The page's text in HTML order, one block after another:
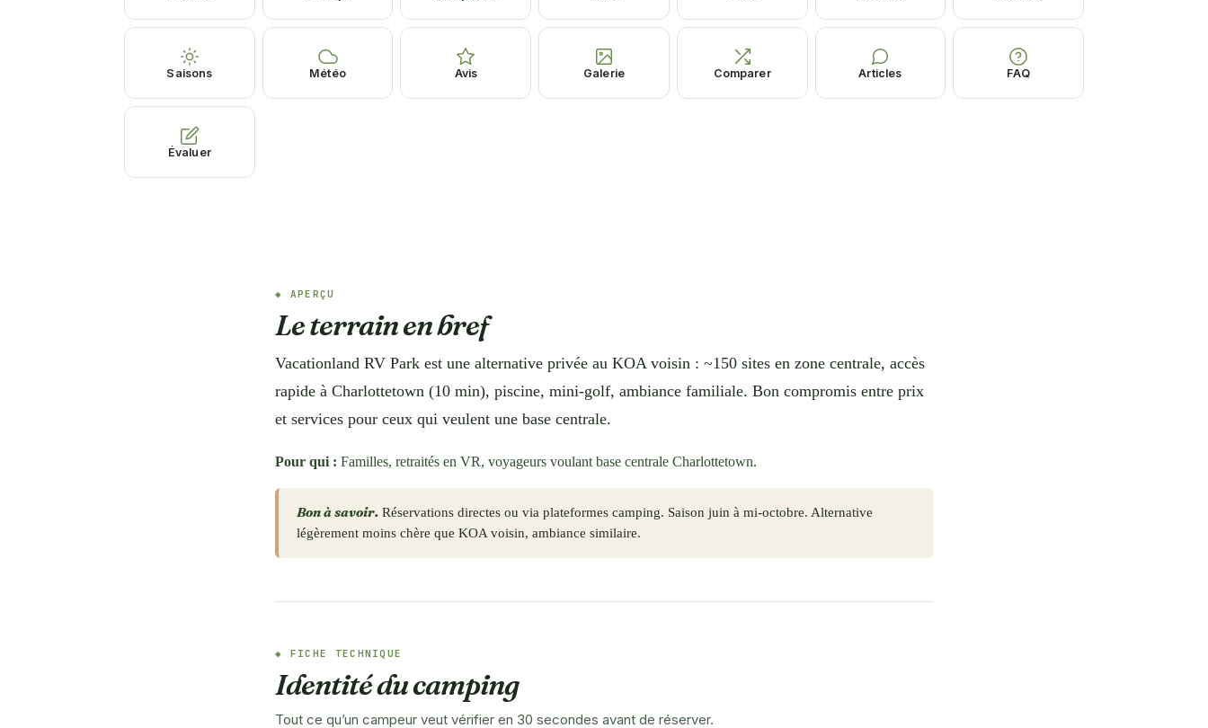
Saisons Météo Avis Galerie Comparer Articles FAQ
Évaluer
APERÇU
Le terrain en bref
Vacationland RV Park est une alternative privée au KOA voisin : ~150 sites en zone centrale, accès
rapide à Charlottetown (10 min), piscine, mini-golf, ambiance familiale. Bon compromis entre prix
et services pour ceux qui veulent une base centrale.
Pour qui : Familles, retraités en VR, voyageurs voulant base centrale Charlottetown.
Bon à savoir. Réservations directes ou via plateformes camping. Saison juin à mi-octobre. Alternative
légèrement moins chère que KOA voisin, ambiance similaire.
FICHE TECHNIQUE
Identité du camping
Tout ce qu’un campeur veut vérifier en 30 secondes avant de réserver.